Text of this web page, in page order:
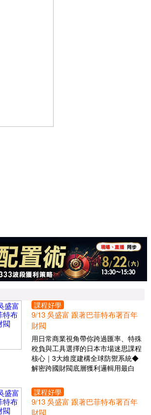
課程好學
9/13 吳盛富 跟著巴菲特布署百年
財閥
用日常商業視角帶你跨過匯率、特殊
稅負與工具選擇的日本市場迷思課程
核心｜3大維度建構全球防禦系統◆
解密跨國財閥底層獲利邏輯用最白
課程好學
9/13 吳盛富 跟著巴菲特布署百年
財閥